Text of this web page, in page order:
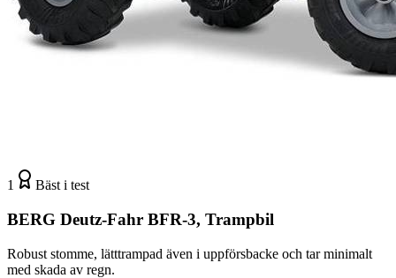
1 Bäst i test
BERG Deutz-Fahr BFR-3, Trampbil
Robust stomme, lätttrampad även i uppförsbacke och tar minimalt
med skada av regn.